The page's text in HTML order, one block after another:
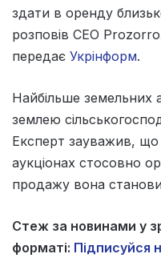
здати в оренду
розповів СЕО
передає Укрінформ.
Найбільше земельних
землею
Експерт зауважив, що
аукціонах стосовно
продажу вона
Стеж за новинами у
форматі: Підписуйся